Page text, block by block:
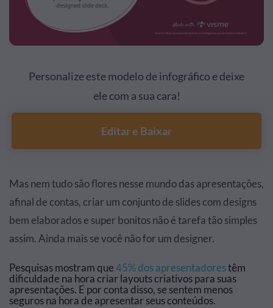
Personalize este modelo de infográfico e deixe
ele com a sua cara!
Editar e Baixar
Mas nem tudo são flores nesse mundo das apresentações,
afinal de contas, criar um conjunto de slides com designs
bem elaborados e super bonitos não é tarefa tão simples
assim. Ainda mais se você não for um designer.
Pesquisas mostram que45% dos apresentadorestêm
dificuldade na hora criar layouts criativos para suas
apresentações. E por conta disso, se sentem menos
seguros na hora de apresentar seus conteúdos.